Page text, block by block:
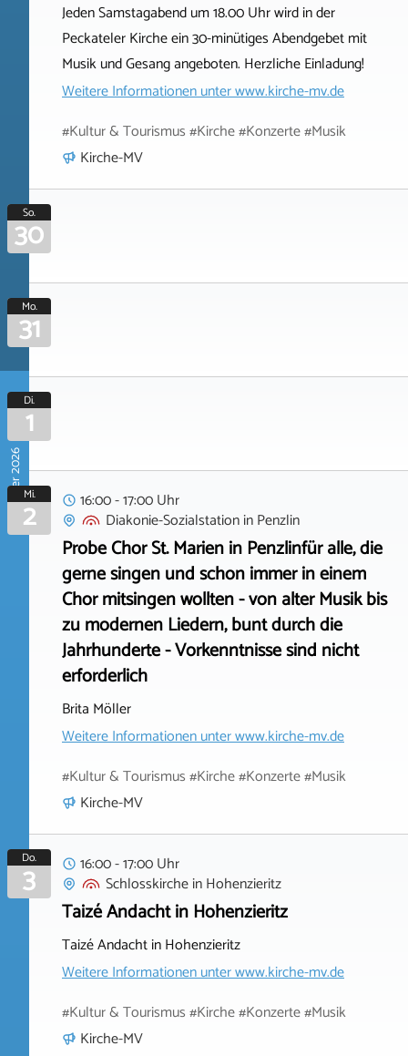
Jeden Samstagabend um 18.00 Uhr wird in der
Peckateler Kirche ein 30-minütiges Abendgebet mit
Musik und Gesang angeboten. Herzliche Einladung!
Weitere Informationen unterwww.kirche-mv.de
#Kultur & Tourismus #Kirche #Konzerte #Musik
Kirche-MV
So.
30
Mo.
31
September 2026
Di.
1
Mi.
2
16:00 - 17:00 Uhr
Diakonie-SozialstationinPenzlin
Probe Chor St. Marien in Penzlinfür alle, die
gerne singen und schon immer in einem
Chor mitsingen wollten - von alter Musik bis
zu modernen Liedern, bunt durch die
Jahrhunderte - Vorkenntnisse sind nicht
erforderlich
Brita Möller
Weitere Informationen unterwww.kirche-mv.de
#Kultur & Tourismus #Kirche #Konzerte #Musik
Kirche-MV
Do.
3
16:00 - 17:00 Uhr
SchlosskircheinHohenzieritz
Taizé Andacht in Hohenzieritz
Taizé Andacht in Hohenzieritz
Weitere Informationen unterwww.kirche-mv.de
#Kultur & Tourismus #Kirche #Konzerte #Musik
Kirche-MV